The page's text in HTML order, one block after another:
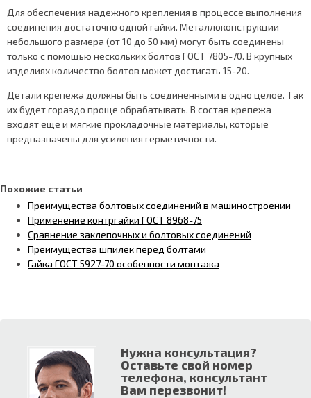
Для обеспечения надежного крепления в процессе выполнения
соединения достаточно одной гайки. Металлоконструкции
небольшого размера (от 10 до 50 мм) могут быть соединены
только с помощью нескольких болтов ГОСТ 7805-70. В крупных
изделиях количество болтов может достигать 15-20.
Детали крепежа должны быть соединенными в одно целое. Так
их будет гораздо проще обрабатывать. В состав крепежа
входят еще и мягкие прокладочные материалы, которые
предназначены для усиления герметичности.
Похожие статьи
Преимущества болтовых соединений в машиностроении
Применение контргайки ГОСТ 8968-75
Сравнение заклепочных и болтовых соединений
Преимущества шпилек перед болтами
Гайка ГОСТ 5927-70 особенности монтажа
Нужна консультация?
Оставьте свой номер
телефона, консультант
Вам перезвонит!